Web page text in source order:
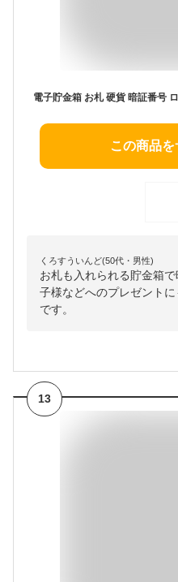
この商品
くろすういんど(50代・男性)
お札も入れられる貯金箱
子様などへのプレゼント
です。
13